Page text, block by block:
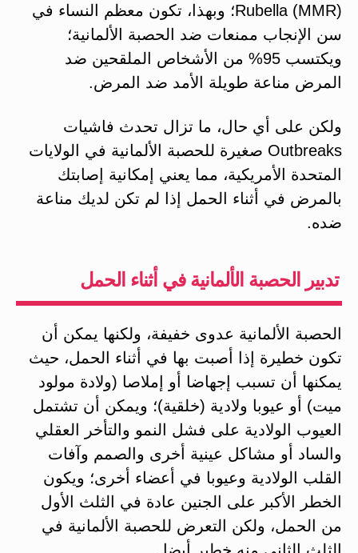
Rubella (MMR)؛ وبهذا، تكون معظم النساء في
سن الإنجاب ممنعات ضد الحصبة الألمانية؛
ويكتسب 95% من الأشخاص الملقحين ضد
المرض مناعة طويلة الأمد ضد المرض.
ولكن على أي حال، ما تزال تحدث فاشيات
Outbreaks صغيرة للحصبة الألمانية في الولايات
المتحدة الأمريكية، مما يعني إمكانية إصابتك
بالمرض في أثناء الحمل إذا لم تكن لديك مناعة
ضده.
تدبير الحصبة الألمانية في أثناء الحمل
الحصبة الألمانية عدوى خفيفة، ولكنها يمكن أن
تكون خطيرة إذا أصبت بها في أثناء الحمل، حيث
يمكنها أن تسبب إجهاضا أو إملاصا (ولادة مولود
ميت) أو عيوبا ولادية (خلقية)؛ ويمكن أن تشتمل
العيوب الولادية على فشل النمو والتأخر العقلي
والساد أو مشاكل عينية أخرى والصمم وآفات
القلب الولادية وعيوبا في أعضاء أخرى؛ ويكون
الخطر الأكبر على الجنين عادة في الثلث الأول
من الحمل، ولكن التعرض للحصبة الألمانية في
الثلث الثاني منه خطير أيضا.